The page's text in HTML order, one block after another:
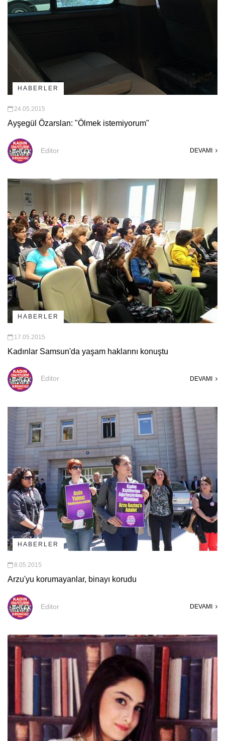
HABERLER
24.05.2015
Ayşegül Özarslan: "Ölmek istemiyorum"
Editor DEVAMI
HABERLER
17.05.2015
Kadınlar Samsun'da yaşam haklarını konuştu
Editor DEVAMI
HABERLER
8.05.2015
Arzu'yu korumayanlar, binayı korudu
Editor DEVAMI